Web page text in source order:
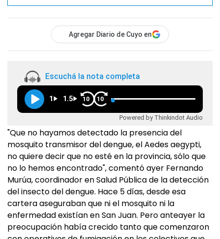
Agregar Diario de Cuyo en
Escuchá la nota completa
1 1.5 10 10
Powered by Thinkindot Audio
"Que no hayamos detectado la presencia del
mosquito transmisor del dengue, el Aedes aegypti,
no quiere decir que no esté en la provincia, sólo que
no lo hemos encontrado", comentó ayer Fernando
Murúa, coordinador en Salud Pública de la detección
del insecto del dengue. Hace 5 días, desde esa
cartera aseguraban que ni el mosquito ni la
enfermedad existían en San Juan. Pero anteayer la
preocupación había crecido tanto que comenzaron